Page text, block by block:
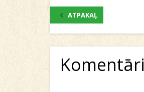
ATPAKAĻ
Komentāri